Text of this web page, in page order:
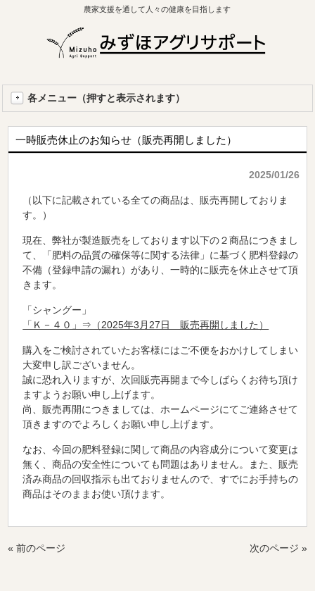
農家支援を通して人々の健康を目指します
各メニュー（押すと表示されます）
一時販売休止のお知らせ（販売再開しました）
2025/01/26
（以下に記載されている全ての商品は、販売再開しておりま
す。）
現在、弊社が製造販売をしております以下の２商品につきまし
て、「肥料の品質の確保等に関する法律」に基づく肥料登録の
不備（登録申請の漏れ）があり、一時的に販売を休止させて頂
きます。
「シャングー」
「Ｋ－４０」⇒（2025年3月27日 販売再開しました）
購入をご検討されていたお客様にはご不便をおかけしてしまい
大変申し訳ございません。
誠に恐れ入りますが、次回販売再開まで今しばらくお待ち頂け
ますようお願い申し上げます。
尚、販売再開につきましては、ホームページにてご連絡させて
頂きますのでよろしくお願い申し上げます。
なお、今回の肥料登録に関して商品の内容成分について変更は
無く、商品の安全性についても問題はありません。また、販売
済み商品の回収指示も出ておりませんので、すでにお手持ちの
商品はそのままお使い頂けます。
« 前のページ 次のページ »